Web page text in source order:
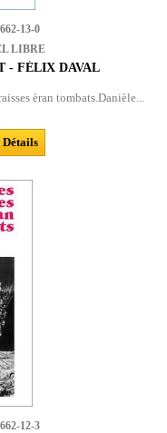
13-0
LIBRE
- FÉLIX DAVAL
èran tombats.Danièle...
Détails
12-3